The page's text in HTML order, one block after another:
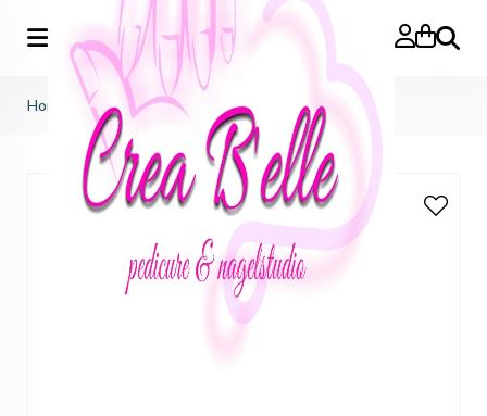
Zoeken
Home gelpolish 167